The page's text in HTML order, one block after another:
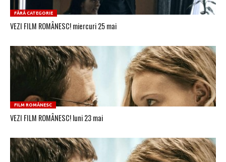
FĂRĂ CATEGORIE
VEZI FILM ROMÂNESC! miercuri 25 mai
FILM ROMÂNESC
VEZI FILM ROMÂNESC! luni 23 mai